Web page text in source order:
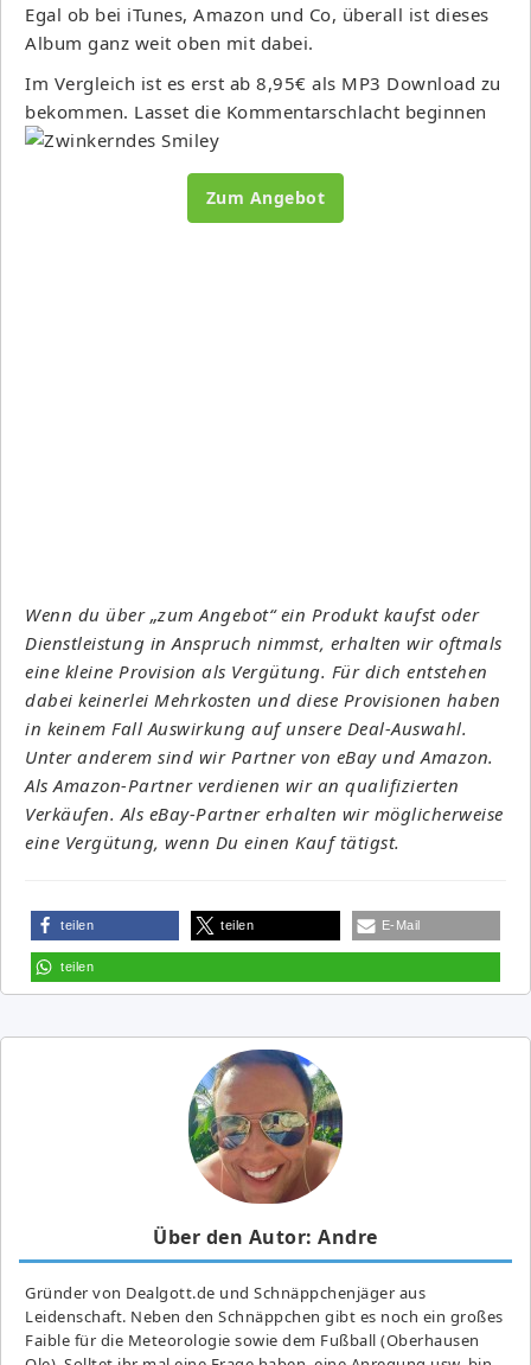
Egal ob bei iTunes, Amazon und Co, überall ist dieses
Album ganz weit oben mit dabei.
Im Vergleich ist es erst ab 8,95€ als MP3 Download zu
bekommen. Lasset die Kommentarschlacht beginnen
Zum Angebot
Wenn du über „zum Angebot“ ein Produkt kaufst oder
Dienstleistung in Anspruch nimmst, erhalten wir oftmals
eine kleine Provision als Vergütung. Für dich entstehen
dabei keinerlei Mehrkosten und diese Provisionen haben
in keinem Fall Auswirkung auf unsere Deal-Auswahl.
Unter anderem sind wir Partner von eBay und Amazon.
Als Amazon-Partner verdienen wir an qualifizierten
Verkäufen. Als eBay-Partner erhalten wir möglicherweise
eine Vergütung, wenn Du einen Kauf tätigst.
teilen teilen E-Mail
teilen
Über den Autor: Andre
Gründer von Dealgott.de und Schnäppchenjäger aus
Leidenschaft. Neben den Schnäppchen gibt es noch ein großes
Fai­ble für die Meteorologie sowie dem Fußball (Oberhausen